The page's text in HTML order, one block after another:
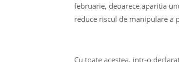
februarie, deoarece aparitia
reduce riscul de manipulare a
Cu toate acestea, intr-o